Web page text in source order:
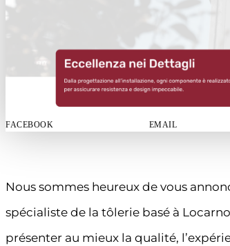
FACEBOOK EMAIL
Nous sommes heureux de vous
spécialiste de la tôlerie basé à
présenter au mieux la qualité,